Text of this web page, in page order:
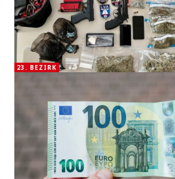
23. BEZIRK